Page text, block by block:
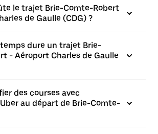
le trajet Brie-Comte-Robert
de Gaulle (CDG) ?
dure un trajet Brie-
- Aéroport Charles de Gaulle
des courses avec
au départ de Brie-Comte-